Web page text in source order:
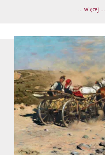
... więcej ...